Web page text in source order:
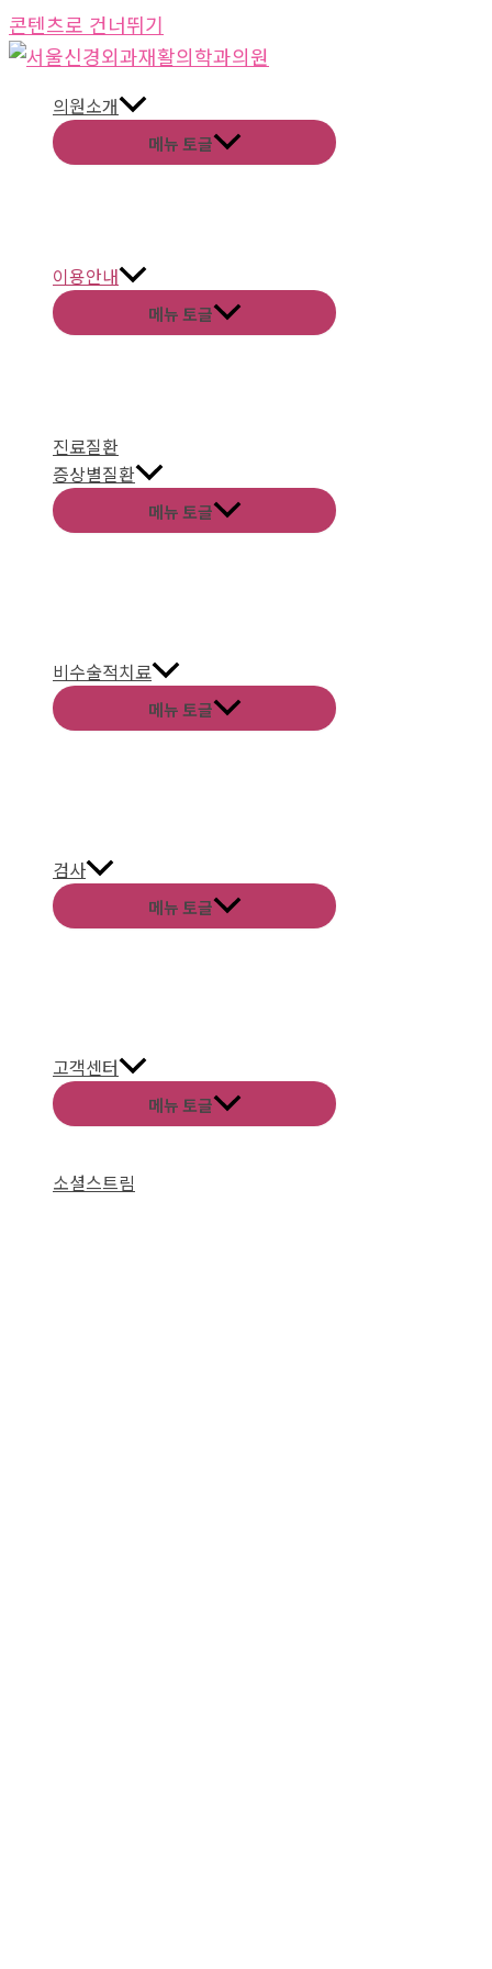
콘텐츠로 건너뛰기
의원소개
메뉴 토글
이용안내
메뉴 토글
진료질환
증상별질환
메뉴 토글
비수술적치료
메뉴 토글
검사
메뉴 토글
고객센터
메뉴 토글
소셜스트림